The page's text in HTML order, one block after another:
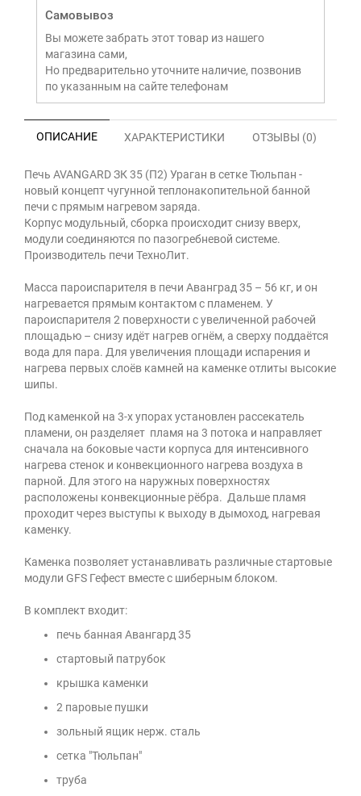
Самовывоз
Вы можете забрать этот товар из нашего
магазина сами,
Но предварительно уточните наличие, позвонив
по указанным на сайте телефонам
ОПИСАНИЕ ХАРАКТЕРИСТИКИ ОТЗЫВЫ (0)
Печь AVANGARD ЗК 35 (П2) Ураган в сетке Тюльпан -
новый концепт чугунной теплонакопительной банной
печи с прямым нагревом заряда.
Корпус модульный, сборка происходит снизу вверх,
модули соединяются по пазогребневой системе.
Производитель печи ТехноЛит.
Масса пароиспарителя в печи Аванград 35 – 56 кг, и он
нагревается прямым контактом с пламенем. У
пароиспарителя 2 поверхности с увеличенной рабочей
площадью – снизу идёт нагрев огнём, а сверху поддаётся
вода для пара. Для увеличения площади испарения и
нагрева первых слоёв камней на каменке отлиты высокие
шипы.
Под каменкой на 3-х упорах установлен рассекатель
пламени, он разделяет пламя на 3 потока и направляет
сначала на боковые части корпуса для интенсивного
нагрева стенок и конвекционного нагрева воздуха в
парной. Для этого на наружных поверхностях
расположены конвекционные рёбра. Дальше пламя
проходит через выступы к выходу в дымоход, нагревая
каменку.
Каменка позволяет устанавливать различные стартовые
модули GFS Гефест вместе с шиберным блоком.
В комплект входит:
печь банная Авангард 35
стартовый патрубок
крышка каменки
2 паровые пушки
зольный ящик нерж. сталь
сетка "Тюльпан"
труба